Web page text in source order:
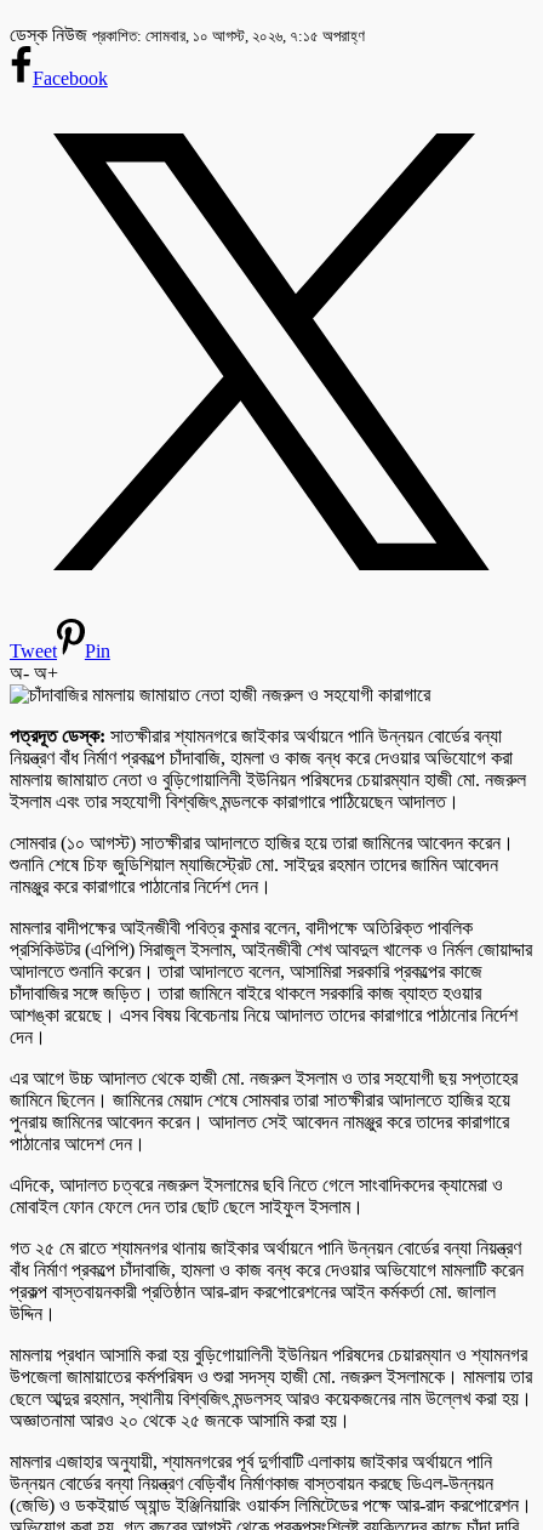
ডেস্ক নিউজ প্রকাশিত: সোমবার, ১০ আগস্ট, ২০২৬, ৭:১৫ অপরাহ্ণ
Facebook
Tweet
Pin
অ- অ+
পত্রদূত ডেস্ক: সাতক্ষীরার শ্যামনগরে জাইকার অর্থায়নে পানি উন্নয়ন বোর্ডের বন্যা
নিয়ন্ত্রণ বাঁধ নির্মাণ প্রকল্পে চাঁদাবাজি, হামলা ও কাজ বন্ধ করে দেওয়ার অভিযোগে করা
মামলায় জামায়াত নেতা ও বুড়িগোয়ালিনী ইউনিয়ন পরিষদের চেয়ারম্যান হাজী মো. নজরুল
ইসলাম এবং তার সহযোগী বিশ্বজিৎ মন্ডলকে কারাগারে পাঠিয়েছেন আদালত।
সোমবার (১০ আগস্ট) সাতক্ষীরার আদালতে হাজির হয়ে তারা জামিনের আবেদন করেন।
শুনানি শেষে চিফ জুডিশিয়াল ম্যাজিস্ট্রেট মো. সাইদুর রহমান তাদের জামিন আবেদন
নামঞ্জুর করে কারাগারে পাঠানোর নির্দেশ দেন।
মামলার বাদীপক্ষের আইনজীবী পবিত্র কুমার বলেন, বাদীপক্ষে অতিরিক্ত পাবলিক
প্রসিকিউটর (এপিপি) সিরাজুল ইসলাম, আইনজীবী শেখ আবদুল খালেক ও নির্মল জোয়াদ্দার
আদালতে শুনানি করেন। তারা আদালতে বলেন, আসামিরা সরকারি প্রকল্পের কাজে
চাঁদাবাজির সঙ্গে জড়িত। তারা জামিনে বাইরে থাকলে সরকারি কাজ ব্যাহত হওয়ার
আশঙ্কা রয়েছে। এসব বিষয় বিবেচনায় নিয়ে আদালত তাদের কারাগারে পাঠানোর নির্দেশ
দেন।
এর আগে উচ্চ আদালত থেকে হাজী মো. নজরুল ইসলাম ও তার সহযোগী ছয় সপ্তাহের
জামিনে ছিলেন। জামিনের মেয়াদ শেষে সোমবার তারা সাতক্ষীরার আদালতে হাজির হয়ে
পুনরায় জামিনের আবেদন করেন। আদালত সেই আবেদন নামঞ্জুর করে তাদের কারাগারে
পাঠানোর আদেশ দেন।
এদিকে, আদালত চত্বরে নজরুল ইসলামের ছবি নিতে গেলে সাংবাদিকদের ক্যামেরা ও
মোবাইল ফোন ফেলে দেন তার ছোট ছেলে সাইফুল ইসলাম।
গত ২৫ মে রাতে শ্যামনগর থানায় জাইকার অর্থায়নে পানি উন্নয়ন বোর্ডের বন্যা নিয়ন্ত্রণ
বাঁধ নির্মাণ প্রকল্পে চাঁদাবাজি, হামলা ও কাজ বন্ধ করে দেওয়ার অভিযোগে মামলাটি করেন
প্রকল্প বাস্তবায়নকারী প্রতিষ্ঠান আর-রাদ করপোরেশনের আইন কর্মকর্তা মো. জালাল
উদ্দিন।
মামলায় প্রধান আসামি করা হয় বুড়িগোয়ালিনী ইউনিয়ন পরিষদের চেয়ারম্যান ও শ্যামনগর
উপজেলা জামায়াতের কর্মপরিষদ ও শুরা সদস্য হাজী মো. নজরুল ইসলামকে। মামলায় তার
ছেলে আব্দুর রহমান, স্থানীয় বিশ্বজিৎ মন্ডলসহ আরও কয়েকজনের নাম উল্লেখ করা হয়।
অজ্ঞাতনামা আরও ২০ থেকে ২৫ জনকে আসামি করা হয়।
মামলার এজাহার অনুযায়ী, শ্যামনগরের পূর্ব দুর্গাবাটি এলাকায় জাইকার অর্থায়নে পানি
উন্নয়ন বোর্ডের বন্যা নিয়ন্ত্রণ বেড়িবাঁধ নির্মাণকাজ বাস্তবায়ন করছে ডিএল-উন্নয়ন
(জেভি) ও ডকইয়ার্ড অ্যান্ড ইঞ্জিনিয়ারিং ওয়ার্কস লিমিটেডের পক্ষে আর-রাদ করপোরেশন।